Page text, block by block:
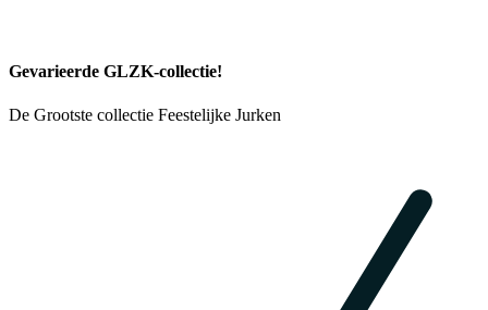
Gevarieerde GLZK-collectie!
De Grootste collectie Feestelijke Jurken